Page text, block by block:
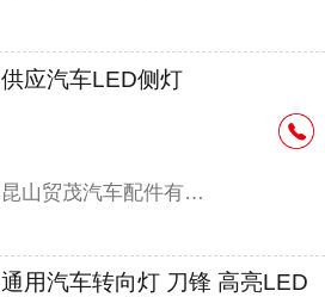
供应汽车LED侧灯
昆山贸茂汽车配件有限公司
通用汽车转向灯 刀锋 高亮LED